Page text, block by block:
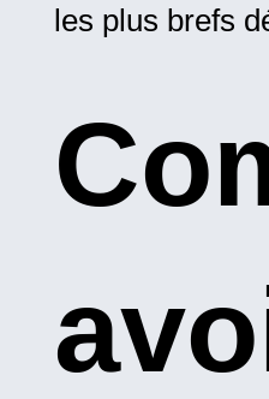
les plus brefs